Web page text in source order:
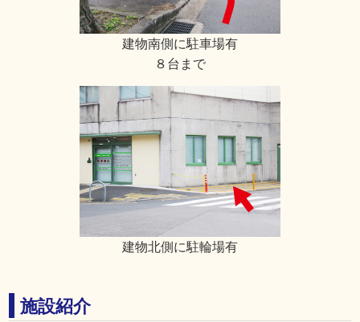
建物南側に駐車場有
８台まで
建物北側に駐輪場有
施設紹介